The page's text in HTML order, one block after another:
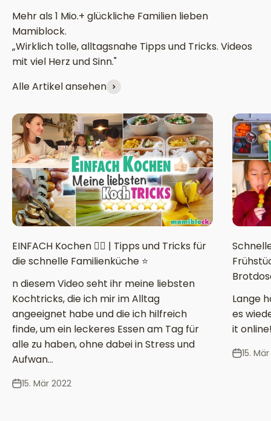
„Wirklich tolle, alltagsnahe Tipps und Tricks. Videos
mit viel Herz und Sinn."
Alle Artikel ansehen
EINFACH Kochen 👌🏻 | Tipps und Tricks für
die schnelle Familienküche ⭐️
n diesem Video seht ihr meine liebsten
Kochtricks, die ich mir im Alltag
angeeignet habe und die ich hilfreich
finde, um ein leckeres Essen am Tag für
alle zu haben, ohne dabei in Stress und
Aufwan...
15. Mär 2022
Lange
es
it
15.